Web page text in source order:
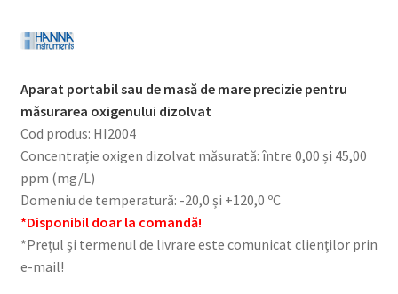
Aparat portabil sau de masă de mare precizie pentru
măsurarea oxigenului dizolvat
Cod produs: HI2004
Concentrație oxigen dizolvat măsurată: între 0,00 și 45,00
ppm (mg/L)
Domeniu de temperatură: -20,0 și +120,0 ºC
*Disponibil doar la comandă!
*Prețul și termenul de livrare este comunicat clienților prin
e-mail!